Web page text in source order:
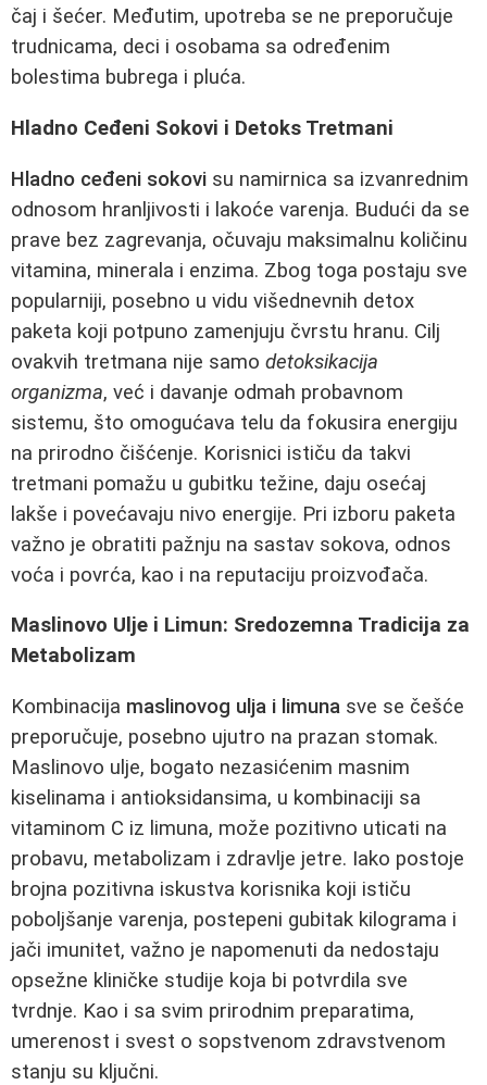
čaj i šećer. Međutim, upotreba se ne preporučuje
trudnicama, deci i osobama sa određenim
bolestima bubrega i pluća.
Hladno Ceđeni Sokovi i Detoks Tretmani
Hladno ceđeni sokovi su namirnica sa izvanrednim
odnosom hranljivosti i lakoće varenja. Budući da se
prave bez zagrevanja, očuvaju maksimalnu količinu
vitamina, minerala i enzima. Zbog toga postaju sve
popularniji, posebno u vidu višednevnih detox
paketa koji potpuno zamenjuju čvrstu hranu. Cilj
ovakvih tretmana nije samo detoksikacija
organizma, već i davanje odmah probavnom
sistemu, što omogućava telu da fokusira energiju
na prirodno čišćenje. Korisnici ističu da takvi
tretmani pomažu u gubitku težine, daju osećaj
lakše i povećavaju nivo energije. Pri izboru paketa
važno je obratiti pažnju na sastav sokova, odnos
voća i povrća, kao i na reputaciju proizvođača.
Maslinovo Ulje i Limun: Sredozemna Tradicija za
Metabolizam
Kombinacija maslinovog ulja i limuna sve se češće
preporučuje, posebno ujutro na prazan stomak.
Maslinovo ulje, bogato nezasićenim masnim
kiselinama i antioksidansima, u kombinaciji sa
vitaminom C iz limuna, može pozitivno uticati na
probavu, metabolizam i zdravlje jetre. Iako postoje
brojna pozitivna iskustva korisnika koji ističu
poboljšanje varenja, postepeni gubitak kilograma i
jači imunitet, važno je napomenuti da nedostaju
opsežne kliničke studije koja bi potvrdila sve
tvrdnje. Kao i sa svim prirodnim preparatima,
umerenost i svest o sopstvenom zdravstvenom
stanju su ključni.